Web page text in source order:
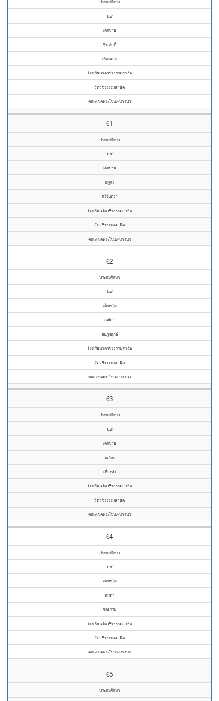
ประถมศึกษา
ป.๔
เด็กชาย
ฐิระศักดิ์
เรืองแสง
โรงเรียนวัดวชิรธรรมสาธิต
วัดวชิรธรรมสาธิต
คณะเขตพระโขนง-บางนา
61
ประถมศึกษา
ป.๔
เด็กชาย
ณฐกร
ศรีจันทรา
โรงเรียนวัดวชิรธรรมสาธิต
วัดวชิรธรรมสาธิต
คณะเขตพระโขนง-บางนา
62
ประถมศึกษา
ป.๔
เด็กหญิง
ณปภา
ชมภูพฤกษ์
โรงเรียนวัดวชิรธรรมสาธิต
วัดวชิรธรรมสาธิต
คณะเขตพระโขนง-บางนา
63
ประถมศึกษา
ป.๕
เด็กชาย
ณภัทร
เที่ยงทำ
โรงเรียนวัดวชิรธรรมสาธิต
วัดวชิรธรรมสาธิต
คณะเขตพระโขนง-บางนา
64
ประถมศึกษา
ป.๔
เด็กหญิง
ณรดา
จิตธรรม
โรงเรียนวัดวชิรธรรมสาธิต
วัดวชิรธรรมสาธิต
คณะเขตพระโขนง-บางนา
65
ประถมศึกษา